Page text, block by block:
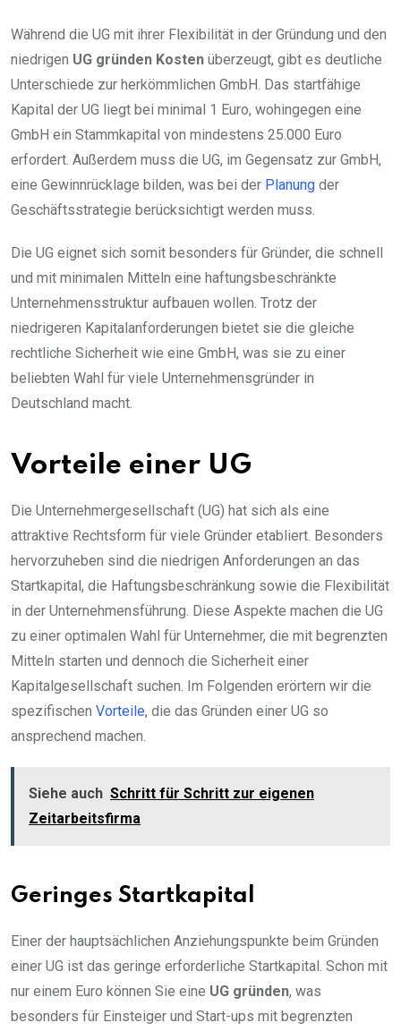
Während die UG mit ihrer Flexibilität in der Gründung und den
niedrigen UG gründen Kosten überzeugt, gibt es deutliche
Unterschiede zur herkömmlichen GmbH. Das startfähige
Kapital der UG liegt bei minimal 1 Euro, wohingegen eine
GmbH ein Stammkapital von mindestens 25.000 Euro
erfordert. Außerdem muss die UG, im Gegensatz zur GmbH,
eine Gewinnrücklage bilden, was bei der Planung der
Geschäftsstrategie berücksichtigt werden muss.
Die UG eignet sich somit besonders für Gründer, die schnell
und mit minimalen Mitteln eine haftungsbeschränkte
Unternehmensstruktur aufbauen wollen. Trotz der
niedrigeren Kapitalanforderungen bietet sie die gleiche
rechtliche Sicherheit wie eine GmbH, was sie zu einer
beliebten Wahl für viele Unternehmensgründer in
Deutschland macht.
Vorteile einer UG
Die Unternehmergesellschaft (UG) hat sich als eine
attraktive Rechtsform für viele Gründer etabliert. Besonders
hervorzuheben sind die niedrigen Anforderungen an das
Startkapital, die Haftungsbeschränkung sowie die Flexibilität
in der Unternehmensführung. Diese Aspekte machen die UG
zu einer optimalen Wahl für Unternehmer, die mit begrenzten
Mitteln starten und dennoch die Sicherheit einer
Kapitalgesellschaft suchen. Im Folgenden erörtern wir die
spezifischen Vorteile, die das Gründen einer UG so
ansprechend machen.
Siehe auch Schritt für Schritt zur eigenen
Zeitarbeitsfirma
Geringes Startkapital
Einer der hauptsächlichen Anziehungspunkte beim Gründen
einer UG ist das geringe erforderliche Startkapital. Schon mit
nur einem Euro können Sie eine UG gründen, was
besonders für Einsteiger und Start-ups mit begrenzten